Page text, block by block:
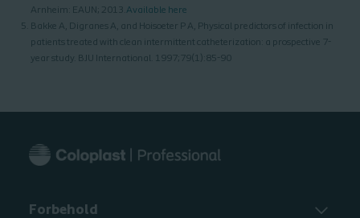
Arnheim: EAUN; 2013. Available here
Bakke A, Digranes A, and Hoisoeter P A, Physical predictors of infection in
patients treated with clean intermittent catheterization: a prospective 7-
year study. BJU International. 1997;79(1):85-90
Forbehold